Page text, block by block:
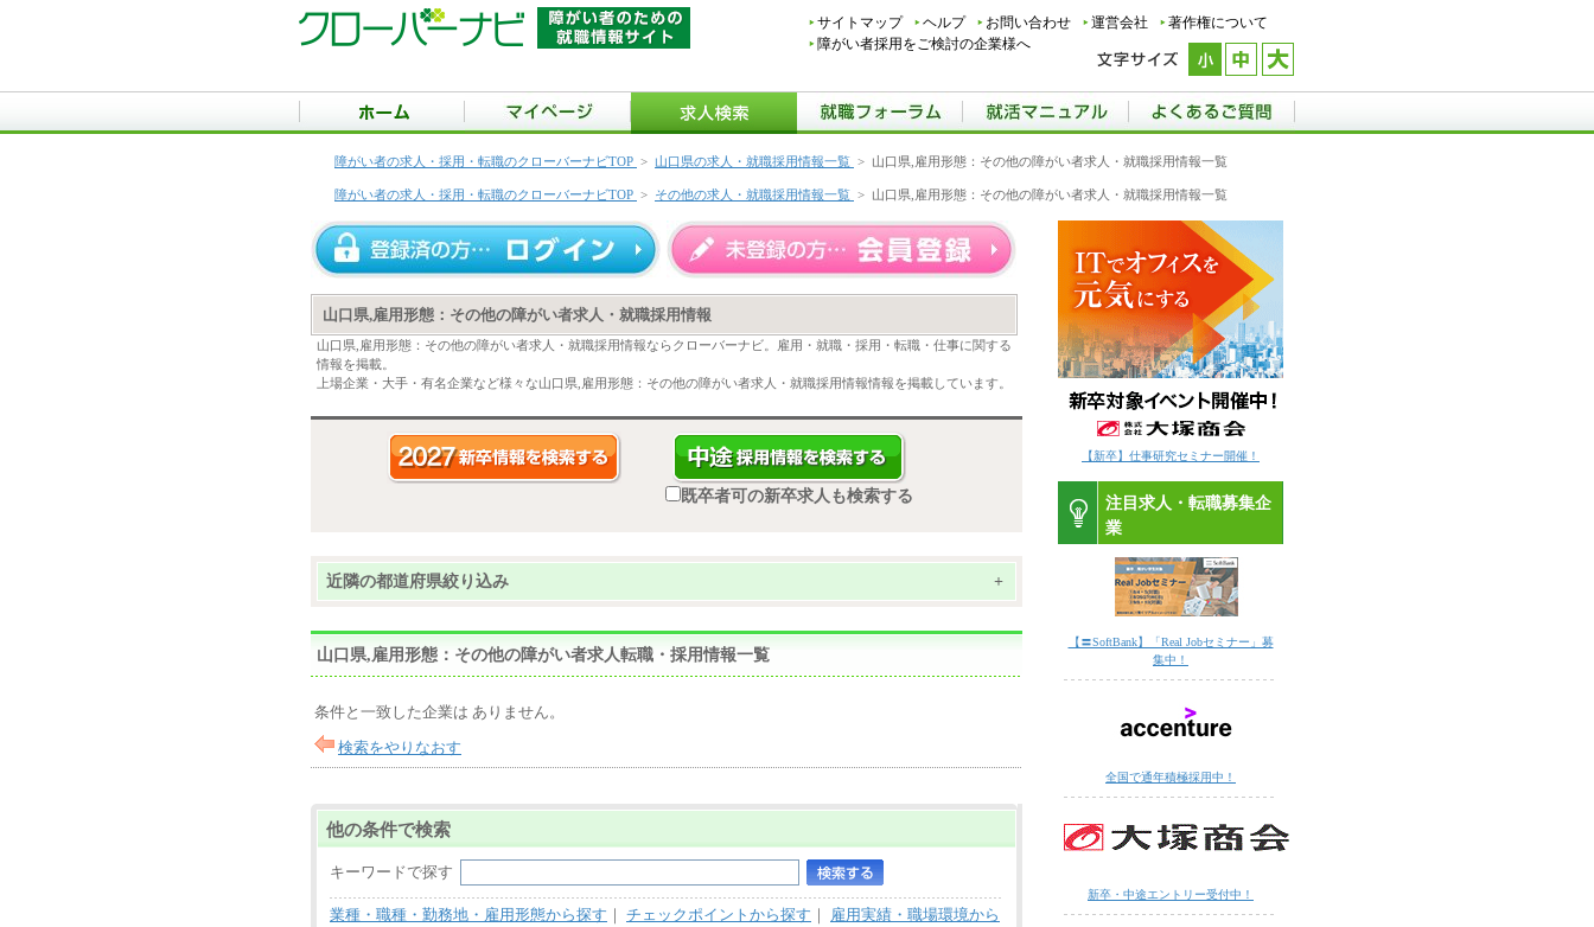
サイトマップ ヘルプ お問い合わせ 運営会社
著作権について
障がい者採用をご検討の企業様へ
障がい者の求人・採用・転職のクローバーナビTOP > 山口県の求人・就職採用情報一覧 > 山口県,雇用形態：その他の障がい者求人・就職採用情報一覧
障がい者の求人・採用・転職のクローバーナビTOP > その他の求人・就職採用情報一覧 > 山口県,雇用形態：その他の障がい者求人・就職採用情報一覧
山口県,雇用形態：その他の障がい者求人・就職採用情報
山口県,雇用形態：その他の障がい者求人・就職採用情報ならクローバーナビ。雇用・就職・採用・転職・仕事に関する
情報を掲載。
上場企業・大手・有名企業など様々な山口県,雇用形態：その他の障がい者求人・就職採用情報情報を掲載しています。
既卒者可の新卒求人も検索する
近隣の都道府県絞り込み +
山口県,雇用形態：その他の障がい者求人転職・採用情報一覧
条件と一致した企業は ありません。
検索をやりなおす
他の条件で検索
キーワードで探す
業種・職種・勤務地・雇用形態から探す ｜ チェックポイントから探す ｜ 雇用実績・職場環境から
【新卒】仕事研究セミナー開催！
注目求人・転職募集企
業
【〓SoftBank】「Real Jobセミナー」募
集中！
全国で通年積極採用中！
新卒・中途エントリー受付中！